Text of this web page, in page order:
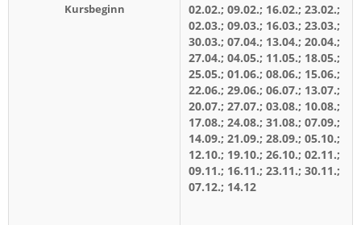
Kursbeginn
02.02.; 09.02.; 16.02.; 23.02.;
02.03.; 09.03.; 16.03.; 23.03.;
30.03.; 07.04.; 13.04.; 20.04.;
27.04.; 04.05.; 11.05.; 18.05.;
25.05.; 01.06.; 08.06.; 15.06.;
22.06.; 29.06.; 06.07.; 13.07.;
20.07.; 27.07.; 03.08.; 10.08.;
17.08.; 24.08.; 31.08.; 07.09.;
14.09.; 21.09.; 28.09.; 05.10.;
12.10.; 19.10.; 26.10.; 02.11.;
09.11.; 16.11.; 23.11.; 30.11.;
07.12.; 14.12